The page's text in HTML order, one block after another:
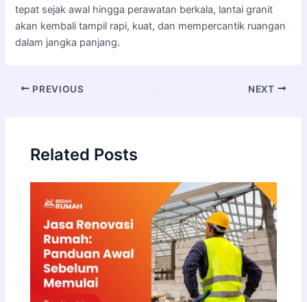
tepat sejak awal hingga perawatan berkala, lantai granit
akan kembali tampil rapi, kuat, dan mempercantik ruangan
dalam jangka panjang.
PREVIOUS NEXT
Related Posts